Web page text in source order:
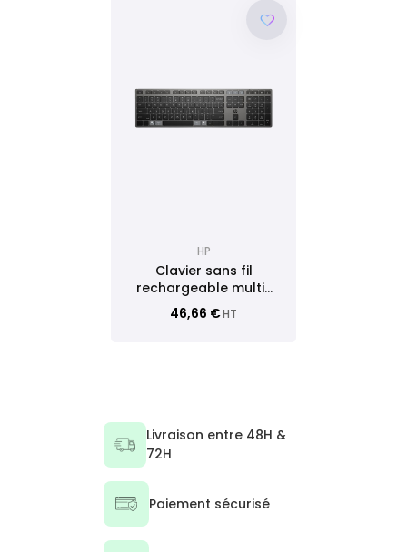
HP
Clavier sans fil
rechargeable multi-
appareil HP 725
46,66 €HT
Livraison entre 48H &
72H
Paiement sécurisé